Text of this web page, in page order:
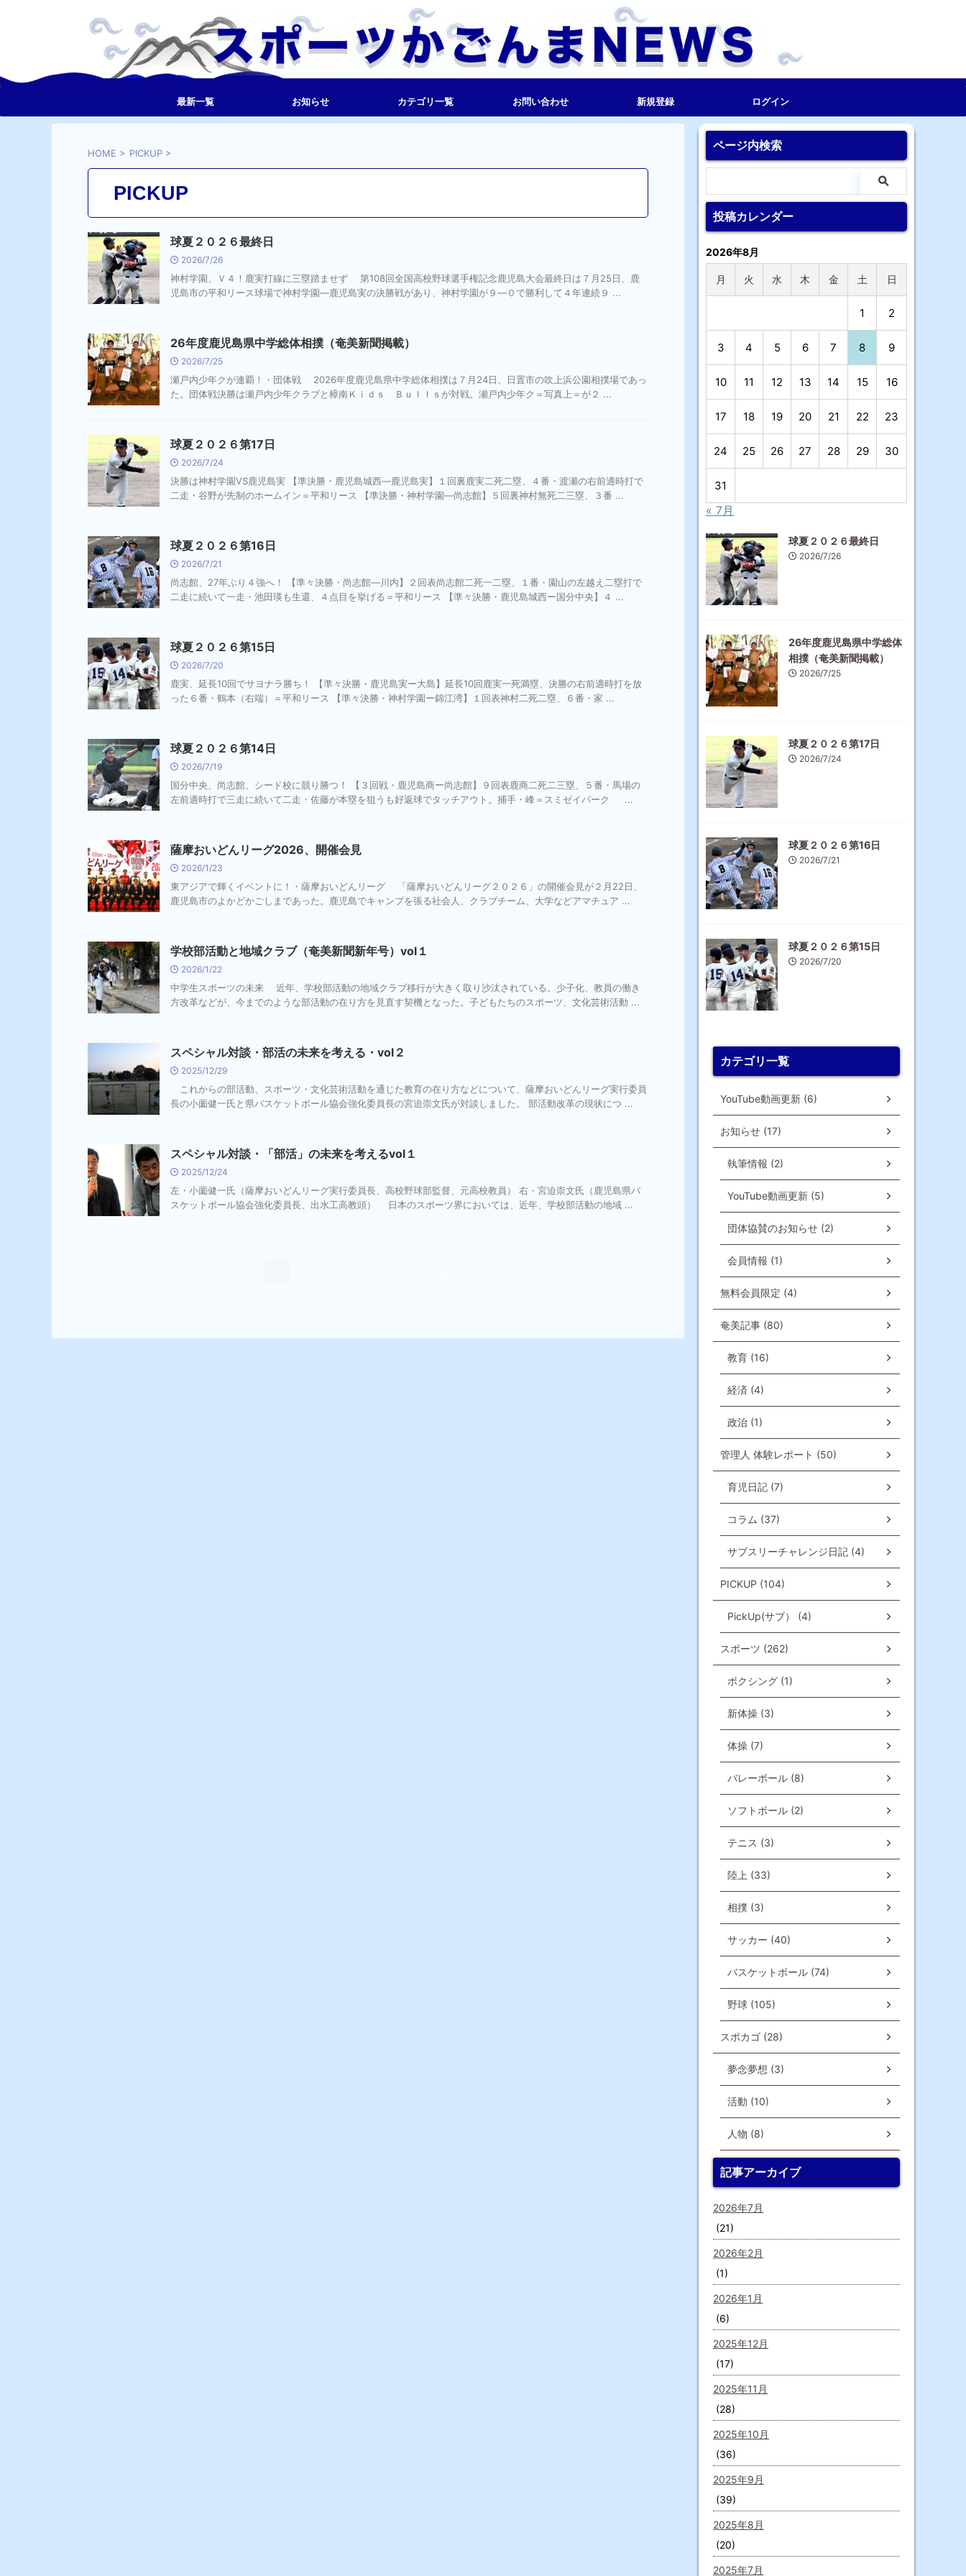
最新一覧 お知らせ カテゴリ一覧 お問い合わせ 新規登録 ログイン
HOME > PICKUP >
PICKUP
球夏２０２６最終日
2026/7/26
神村学園、Ｖ４！鹿実打線に三塁踏ませず 第108回全国高校野球選手権記念鹿児島大会最終日は７月25日、鹿
児島市の平和リース球場で神村学園―鹿児島実の決勝戦があり、神村学園が９―０で勝利して４年連続９ ...
26年度鹿児島県中学総体相撲（奄美新聞掲載）
2026/7/25
瀬戸内少年クが連覇！・団体戦 2026年度鹿児島県中学総体相撲は７月24日、日置市の吹上浜公園相撲場であっ
た。団体戦決勝は瀬戸内少年クラブと樟南Ｋｉｄｓ Ｂｕｌｌｓが対戦。瀬戸内少年ク＝写真上＝が２ ...
球夏２０２６第17日
2026/7/24
決勝は神村学園VS鹿児島実 【準決勝・鹿児島城西―鹿児島実】１回裏鹿実二死二塁、４番・渡瀬の右前適時打で
二走・谷野が先制のホームイン＝平和リース 【準決勝・神村学園―尚志館】５回裏神村無死二三塁、３番 ...
球夏２０２６第16日
2026/7/21
尚志館、27年ぶり４強へ！ 【準々決勝・尚志館―川内】２回表尚志館二死一二塁、１番・園山の左越え二塁打で
二走に続いて一走・池田瑛も生還、４点目を挙げる＝平和リース 【準々決勝・鹿児島城西ー国分中央】４ ...
球夏２０２６第15日
2026/7/20
鹿実、延長10回でサヨナラ勝ち！ 【準々決勝・鹿児島実ー大島】延長10回鹿実一死満塁、決勝の右前適時打を放
った６番・鶴本（右端）＝平和リース 【準々決勝・神村学園ー錦江湾】１回表神村二死二塁、６番・家 ...
球夏２０２６第14日
2026/7/19
国分中央、尚志館、シード校に競り勝つ！ 【３回戦・鹿児島商ー尚志館】９回表鹿商二死二三塁、５番・馬場の
左前適時打で三走に続いて二走・佐藤が本塁を狙うも好返球でタッチアウト。捕手・峰＝スミゼイパーク ...
薩摩おいどんリーグ2026、開催会見
2026/1/23
東アジアで輝くイベントに！・薩摩おいどんリーグ 「薩摩おいどんリーグ２０２６」の開催会見が２月22日、
鹿児島市のよかどかごしまであった。鹿児島でキャンプを張る社会人、クラブチーム、大学などアマチュア ...
学校部活動と地域クラブ（奄美新聞新年号）vol１
2026/1/22
中学生スポーツの未来 近年、学校部活動の地域クラブ移行が大きく取り沙汰されている。少子化、教員の働き
方改革などが、今までのような部活動の在り方を見直す契機となった。子どもたちのスポーツ、文化芸術活動 ...
スペシャル対談・部活の未来を考える・vol２
2025/12/29
これからの部活動、スポーツ・文化芸術活動を通じた教育の在り方などについて、薩摩おいどんリーグ実行委員
長の小薗健一氏と県バスケットボール協会強化委員長の宮迫崇文氏が対談しました。 部活動改革の現状につ ...
スペシャル対談・「部活」の未来を考えるvol１
2025/12/24
左・小薗健一氏（薩摩おいどんリーグ実行委員長、高校野球部監督、元高校教員） 右・宮迫崇文氏（鹿児島県バ
スケットボール協会強化委員長、出水工高教頭） 日本のスポーツ界においては、近年、学校部活動の地域 ...
ページ内検索
投稿カレンダー
2026年8月
月 火 水 木 金 土 日
1 2
3 4 5 6 7 8 9
10 11 12 13 14 15 16
17 18 19 20 21 22 23
24 25 26 27 28 29 30
31
« 7月
球夏２０２６最終日
2026/7/26
26年度鹿児島県中学総体
相撲（奄美新聞掲載）
2026/7/25
球夏２０２６第17日
2026/7/24
球夏２０２６第16日
2026/7/21
球夏２０２６第15日
2026/7/20
カテゴリ一覧
YouTube動画更新 (6)
お知らせ (17)
執筆情報 (2)
YouTube動画更新 (5)
団体協賛のお知らせ (2)
会員情報 (1)
無料会員限定 (4)
奄美記事 (80)
教育 (16)
経済 (4)
政治 (1)
管理人 体験レポート (50)
育児日記 (7)
コラム (37)
サブスリーチャレンジ日記 (4)
PICKUP (104)
PickUp(サブ） (4)
スポーツ (262)
ボクシング (1)
新体操 (3)
体操 (7)
バレーボール (8)
ソフトボール (2)
テニス (3)
陸上 (33)
相撲 (3)
サッカー (40)
バスケットボール (74)
野球 (105)
スポカゴ (28)
夢念夢想 (3)
活動 (10)
人物 (8)
記事アーカイブ
2026年7月
(21)
2026年2月
(1)
2026年1月
(6)
2025年12月
(17)
2025年11月
(28)
2025年10月
(36)
2025年9月
(39)
2025年8月
(20)
2025年7月